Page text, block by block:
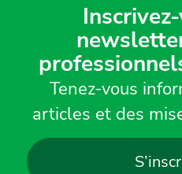
Tenez-vous
articles et des